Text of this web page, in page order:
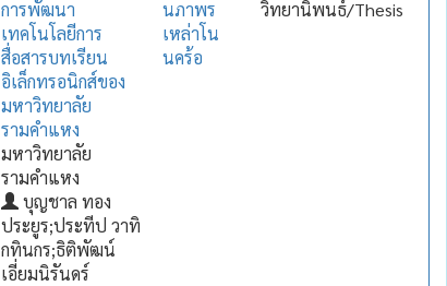
การพัฒนา
เทคโนโลยีการ
สื่อสารบทเรียน
อิเล็กทรอนิกส์ของ
มหาวิทยาลัย
รามคำแหง
มหาวิทยาลัย
รามคำแหง
บุญชาล ทอง
ประยูร;ประทีป วาทิ
กทินกร;ธิติพัฒน์
เอี่ยมนิรันดร์
นภาพร
เหล่าโน
นคร้อ
วิทยานิพนธ์/Thesis